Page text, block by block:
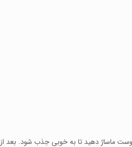
ماساژ دهید تا به خوبی جذب شود. بعد از